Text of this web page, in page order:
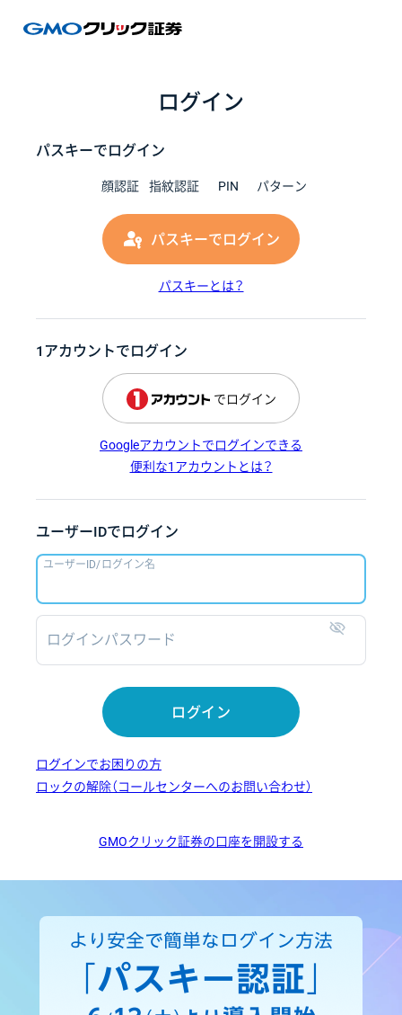
ログイン
パスキーでログイン
顔認証 指紋認証 PIN パターン
パスキーでログイン
パスキーとは？
1アカウントでログイン
でログイン
Googleアカウントでログインできる
便利な1アカウントとは？
ユーザーIDでログイン
ユーザーID/ログイン名
ログインパスワード
ログイン
ログインでお困りの方
ロックの解除（コールセンターへのお問い合わせ）
GMOクリック証券の口座を開設する